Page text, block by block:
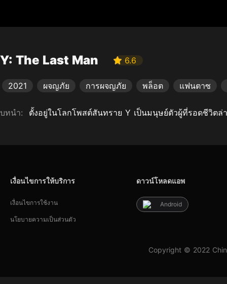
Y: The Last Man 6.6
2021 ผจญภัย การผจญภัย พล็อต แฟนตาซ
บทนำ: ตั้งอยู่ในโลกโพสต์สันทราย Y เป็นมนุษย์ตัวผู้ที่รอดชีวิต
เงื่อนไขการให้บริการ
เงื่อนไขการใช้งาน
นโยบายความเป็นส่วนตัว
ดาวน์โหลดแอพ
Android
Copyright © 2022